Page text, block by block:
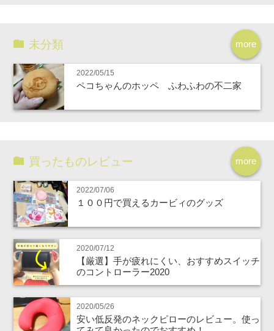
more
未分類
2022/05/15
ペコちゃんのホッペ ふわふわの不二家
more
買ったものレビュー
2022/07/06
１００円で買えるカービィのグッズ
2020/07/12
【厳選】手が疲れにくい、おすすめスイッチ
のコントローラー2020
2020/05/26
安い低反発のネックピローのレビュー。使っ